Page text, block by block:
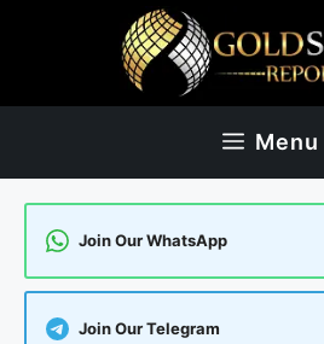
Menu
Join Our WhatsApp
Join Our Telegram